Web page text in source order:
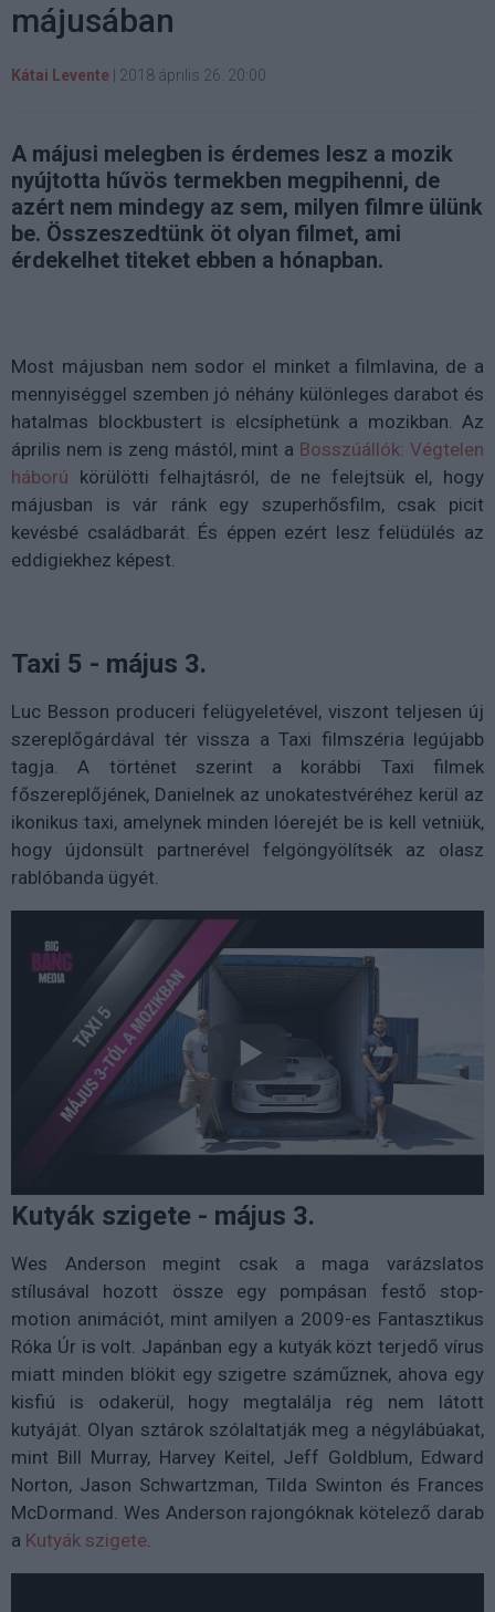
májusában
Kátai Levente 2018 április 26. 20:00
A májusi melegben is érdemes lesz a mozik
nyújtotta hűvös termekben megpihenni, de
azért nem mindegy az sem, milyen filmre ülünk
be. Összeszedtünk öt olyan filmet, ami
érdekelhet titeket ebben a hónapban.
Most májusban nem sodor el minket a filmlavina, de a
mennyiséggel szemben jó néhány különleges darabot és
hatalmas blockbustert is elcsíphetünk a mozikban. Az
április nem is zeng mástól, mint a Bosszúállók: Végtelen
háború körülötti felhajtásról, de ne felejtsük el, hogy
májusban is vár ránk egy szuperhősfilm, csak picit
kevésbé családbarát. És éppen ezért lesz felüdülés az
eddigiekhez képest.
Taxi 5 - május 3.
Luc Besson produceri felügyeletével, viszont teljesen új
szereplőgárdával tér vissza a Taxi filmszéria legújabb
tagja. A történet szerint a korábbi Taxi filmek
főszereplőjének, Danielnek az unokatestvéréhez kerül az
ikonikus taxi, amelynek minden lóerejét be is kell vetniük,
hogy újdonsült partnerével felgöngyölítsék az olasz
rablóbanda ügyét.
Kutyák szigete - május 3.
Wes Anderson megint csak a maga varázslatos
stílusával hozott össze egy pompásan festő stop-
motion animációt, mint amilyen a 2009-es Fantasztikus
Róka Úr is volt. Japánban egy a kutyák közt terjedő vírus
miatt minden blökit egy szigetre száműznek, ahova egy
kisfiú is odakerül, hogy megtalálja rég nem látott
kutyáját. Olyan sztárok szólaltatják meg a négylábúakat,
mint Bill Murray, Harvey Keitel, Jeff Goldblum, Edward
Norton, Jason Schwartzman, Tilda Swinton és Frances
McDormand. Wes Anderson rajongóknak kötelező darab
a Kutyák szigete